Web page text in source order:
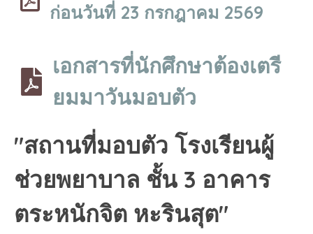
ก่อนวันที่ 23 กรกฎาคม 2569
เอกสารที่นักศึกษาต้องเตรี
ยมมาวันมอบตัว
"สถานที่มอบตัว โรงเรียนผู้
ช่วยพยาบาล ชั้น 3 อาคาร
ตระหนักจิต หะรินสุต"